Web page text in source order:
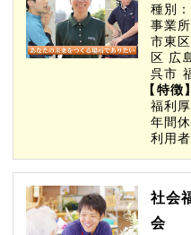
種別：
事業
市東区
区 広
呉市
【特徴】
福利
年間
利用
社会
会